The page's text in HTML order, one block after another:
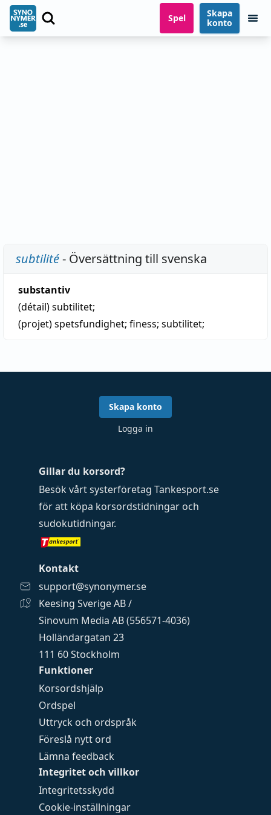
Spel
Skapa
konto
subtilité- Översättning till svenska
substantiv
(détail)subtilitet;
(projet)spetsfundighet; finess; subtilitet;
Funktioner
Korsordshjälp
Ordspel
Uttryck och ordspråk
Föreslå nytt ord
Lämna feedback
Integritet och villkor
Integritetsskydd
Cookie-inställningar
Gillar du korsord?
Besök vårt systerföretag Tankesport.se
för att köpa korsordstidningar och
sudokutidningar.
Kontakt
support@synonymer.se
Keesing Sverige AB /
Sinovum Media AB (556571-4036)
Holländargatan 23
111 60 Stockholm
Skapa konto
Logga in